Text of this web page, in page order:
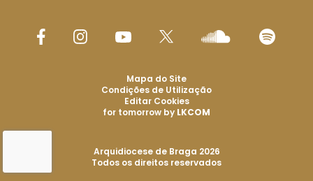
Arquidiocese de Braga 2026
Todos os direitos reservados
Mapa do Site
Condições de Utilização
Editar Cookies
for tomorrow by LKCOM